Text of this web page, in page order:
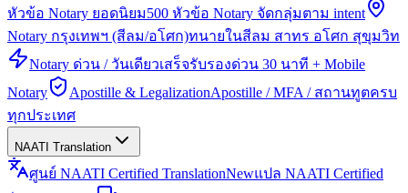
หัวข้อ Notary ยอดนิยม500 หัวข้อ Notary จัดกลุ่มตาม intent
Notary กรุงเทพฯ (สีลม/อโศก)ทนายในสีลม สาทร อโศก สุขุมวิท
Notary ด่วน / วันเดียวเสร็จรับรองด่วน 30 นาที + Mobile
Notary
Apostille & LegalizationApostille / MFA / สถานทูตครบ
ทุกประเทศ
NAATI Translation
ศูนย์ NAATI Certified TranslationNewแปล NAATI Certified